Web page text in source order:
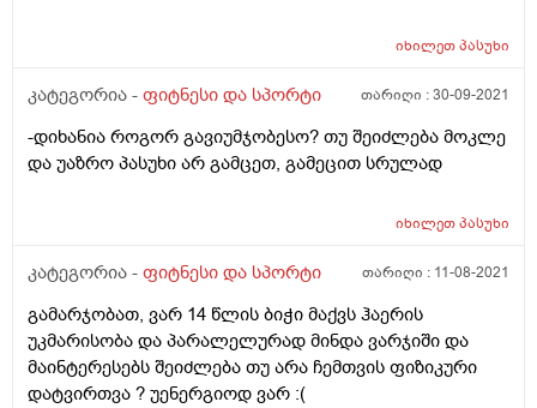
ასევე რა პრობლემა შეიძლება გამოიწვიოს ამ
იხილეთპასუხი
კატეგორია - ფიტნესი და სპორტი თარიღი :30-09-2021
-დიხანია როგორ გავიუმჯობესო? თუ შეიძლება მოკლე
და უაზრო პასუხი არ გამცეთ, გამეცით სრულად
იხილეთპასუხი
კატეგორია - ფიტნესი და სპორტი თარიღი : 11-08-2021
გამარჯობათ, ვარ 14 წლის ბიჭი მაქვს ჰაერის
უკმარისობა და პარალელურად მინდა ვარჯიში და
მაინტერესებს შეიძლება თუ არა ჩემთვის ფიზიკური
დატვირთვა ? უენერგიოდ ვარ :(